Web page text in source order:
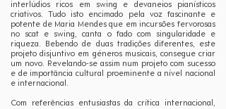
interlúdios ricos em swing e devaneios pianísticos
criativos. Tudo isto encimado pela voz fascinante e
potente de Maria Mendes que em incursões fervorosas
no scat e swing, canta o fado com singularidade e
riqueza. Bebendo de duas tradições diferentes, este
projeto disjuntivo em géneros musicais, consegue criar
um novo. Revelando-se assim num projeto com sucesso
e de importância cultural proeminente a nível nacional
e internacional.
Com referências entusiastas da crítica internacional,